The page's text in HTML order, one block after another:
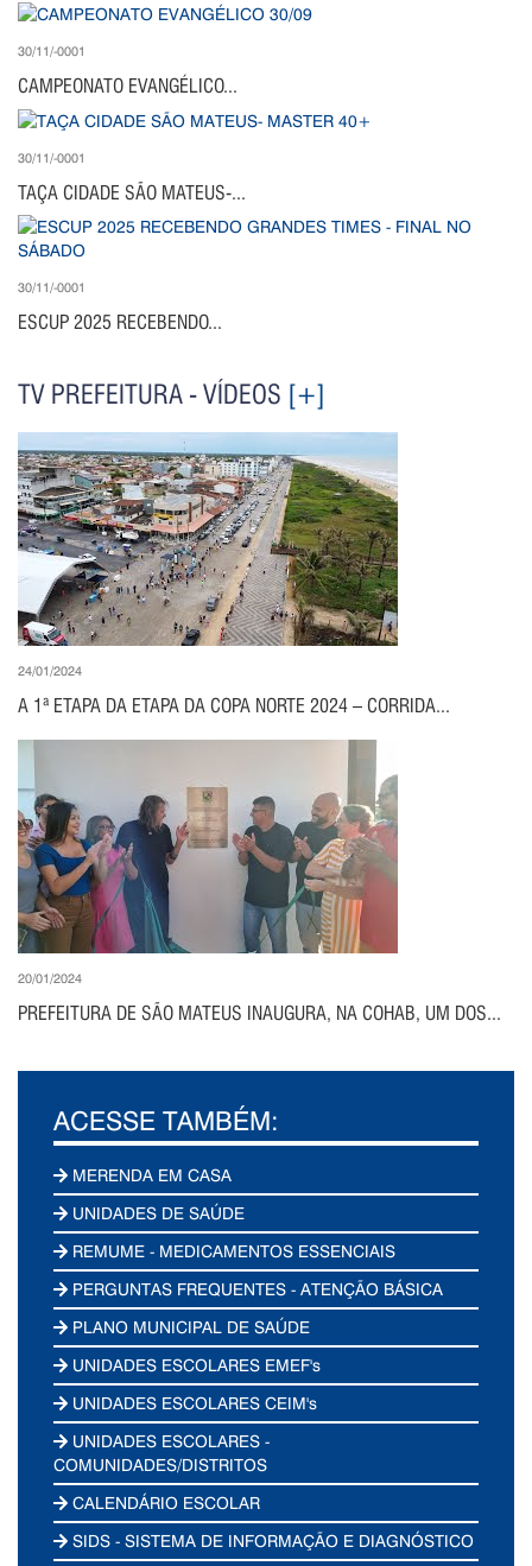
30/11/-0001
CAMPEONATO EVANGÉLICO...
30/11/-0001
TAÇA CIDADE SÃO MATEUS-...
30/11/-0001
ESCUP 2025 RECEBENDO...
TV PREFEITURA - VÍDEOS [+]
24/01/2024
A 1ª ETAPA DA ETAPA DA COPA NORTE 2024 – CORRIDA...
20/01/2024
PREFEITURA DE SÃO MATEUS INAUGURA, NA COHAB, UM DOS...
ACESSE TAMBÉM:
MERENDA EM CASA
UNIDADES DE SAÚDE
REMUME - MEDICAMENTOS ESSENCIAIS
PERGUNTAS FREQUENTES - ATENÇÃO BÁSICA
PLANO MUNICIPAL DE SAÚDE
UNIDADES ESCOLARES EMEF's
UNIDADES ESCOLARES CEIM's
UNIDADES ESCOLARES -
COMUNIDADES/DISTRITOS
CALENDÁRIO ESCOLAR
SIDS - SISTEMA DE INFORMAÇÃO E DIAGNÓSTICO